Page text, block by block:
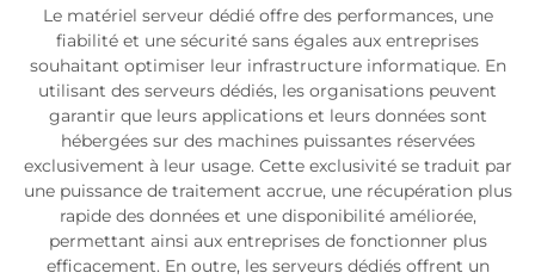
Le matériel serveur dédié offre des performances, une
fiabilité et une sécurité sans égales aux entreprises
souhaitant optimiser leur infrastructure informatique. En
utilisant des serveurs dédiés, les organisations peuvent
garantir que leurs applications et leurs données sont
hébergées sur des machines puissantes réservées
exclusivement à leur usage. Cette exclusivité se traduit par
une puissance de traitement accrue, une récupération plus
rapide des données et une disponibilité améliorée,
permettant ainsi aux entreprises de fonctionner plus
efficacement. En outre, les serveurs dédiés offrent un